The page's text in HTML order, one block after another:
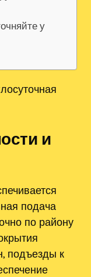
у
и
подача
по району
подъезды к